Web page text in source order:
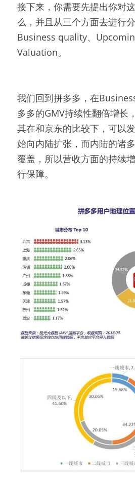
接下来，你需要先提出你对
么，并且从三个方面去进行
Business quality、
Valuation。
我们回到拼多多，在
多多的GMV持续性翻倍增长
其在和京东的比较下，可以
始向内陆扩张，而内陆的诸
覆盖，所以营收方面的持续
行保障。